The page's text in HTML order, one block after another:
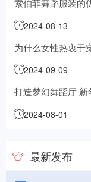
索伯菲舞蹈服装的
2024-08-13
为什么女性热衷于
2024-09-09
打造梦幻舞蹈厅
2024-08-01
最新发布